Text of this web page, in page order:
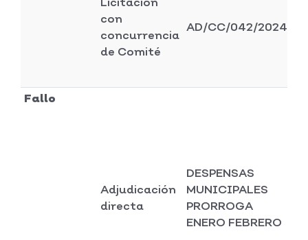
con
concurrencia
de Comité
AD/CC/042/2024
Fallo
Adjudicación
directa
DESPENSAS
MUNICIPALES
PRORROGA
ENERO FEBRERO